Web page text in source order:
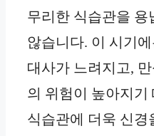
무리한 식습관을 용
않습니다. 이 시기
대사가 느려지고,
의 위험이 높아지기
식습관에 더욱 신경